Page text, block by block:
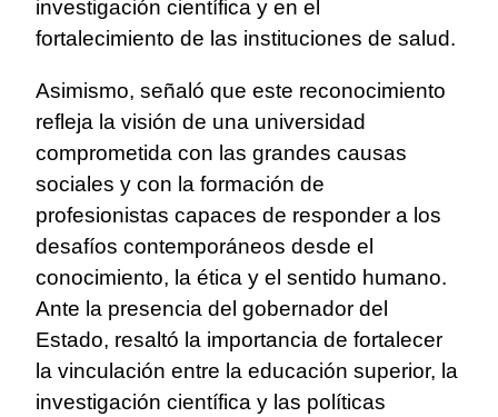
investigación científica y en el
fortalecimiento de las instituciones de salud.
Asimismo, señaló que este reconocimiento
refleja la visión de una universidad
comprometida con las grandes causas
sociales y con la formación de
profesionistas capaces de responder a los
desafíos contemporáneos desde el
conocimiento, la ética y el sentido humano.
Ante la presencia del gobernador del
Estado, resaltó la importancia de fortalecer
la vinculación entre la educación superior, la
investigación científica y las políticas